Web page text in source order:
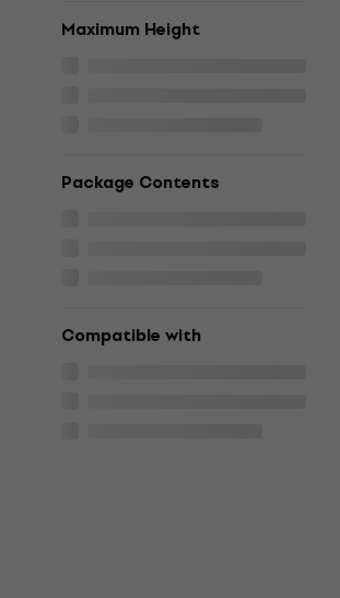
Maximum Height
Package Contents
Compatible with